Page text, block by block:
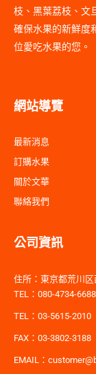
枝、黑葉荔枝、文
確保水果的新鮮度
位愛吃水果的您。
網站導覽
最新消息
訂購水果
關於文華
聯絡我們
公司資訊
住所：東京都荒川
TEL：080-4734-6688
TEL：03-5615-2010
FAX：03-3802-3188
EMAIL：